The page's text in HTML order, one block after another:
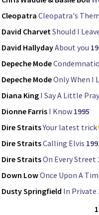
Cleopatra Cleopatra's
David CharvetShould I
David HallydayAbout you
Depeche Mode
Depeche ModeOnly When I
Diana King I Say A Little
Dionne Farris I Know 1995
Dire StraitsYour latest trick
Dire StraitsCalling Elvis
Dire StraitsOn Every Street
Down LowOnce Upon A
Dusty Springfield In Private
1